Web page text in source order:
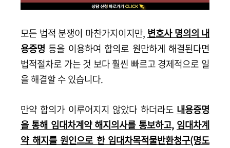
모든 법적 분쟁이 마찬가지이지만, 변호사 명의의 내
용증명 등을 이용하여 합의로 원만하게 해결된다면
법적절차로 가는 것 보다 훨씬 빠르고 경제적으로 일
을 해결할 수 있습니다.
만약 합의가 이루어지지 않았다 하더라도 내용증명
을 통해 임대차계약 해지의사를 통보하고, 임대차계
약 해지를 원인으로 한 임대차목적물반환청구(명도